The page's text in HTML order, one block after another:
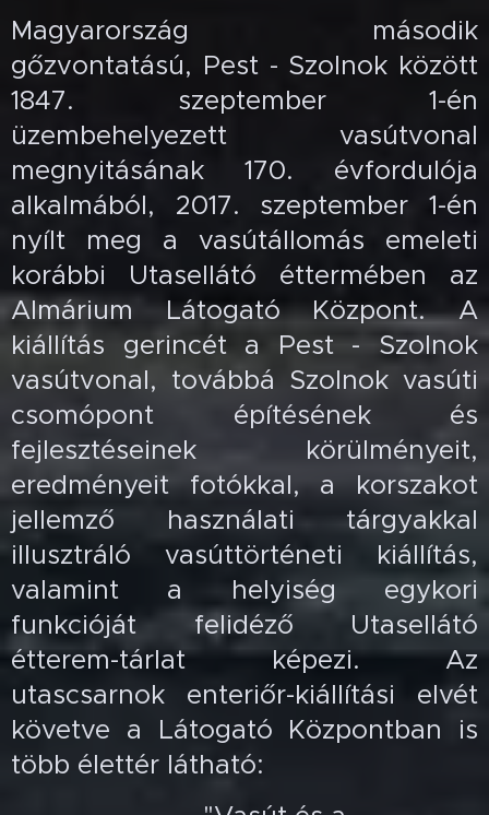
Magyarország második
gőzvontatású, Pest - Szolnok között
1847. szeptember 1-én
üzembehelyezett vasútvonal
megnyitásának 170. évfordulója
alkalmából, 2017. szeptember 1-én
nyílt meg a vasútállomás emeleti
korábbi Utasellátó éttermében az
Almárium Látogató Központ. A
kiállítás gerincét a Pest - Szolnok
vasútvonal, továbbá Szolnok vasúti
csomópont építésének és
fejlesztéseinek körülményeit,
eredményeit fotókkal, a korszakot
jellemző használati tárgyakkal
illusztráló vasúttörténeti kiállítás,
valamint a helyiség egykori
funkcióját felidéző Utasellátó
étterem-tárlat képezi. Az
utascsarnok enteriőr-kiállítási elvét
követve a Látogató Központban is
több élettér látható: